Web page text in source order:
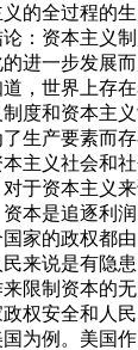
的全过程的
：资本主义
进一步发展
，世界上存
度和资本主
生产要素而
主义社会和
于资本主义
本是追逐利
家的政权都
来说是有隐
限制资本的
权安全和人
为例。美国